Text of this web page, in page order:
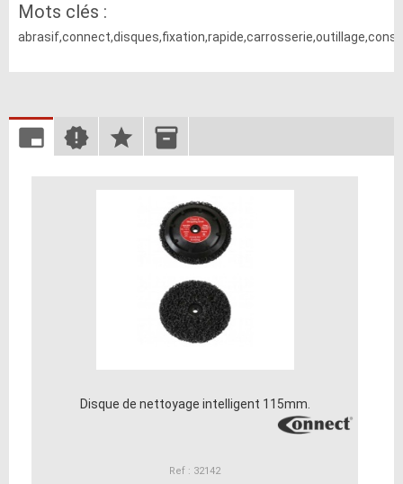
Mots clés :
Disque de nettoyage intelligent 115mm.
Ref : 32142